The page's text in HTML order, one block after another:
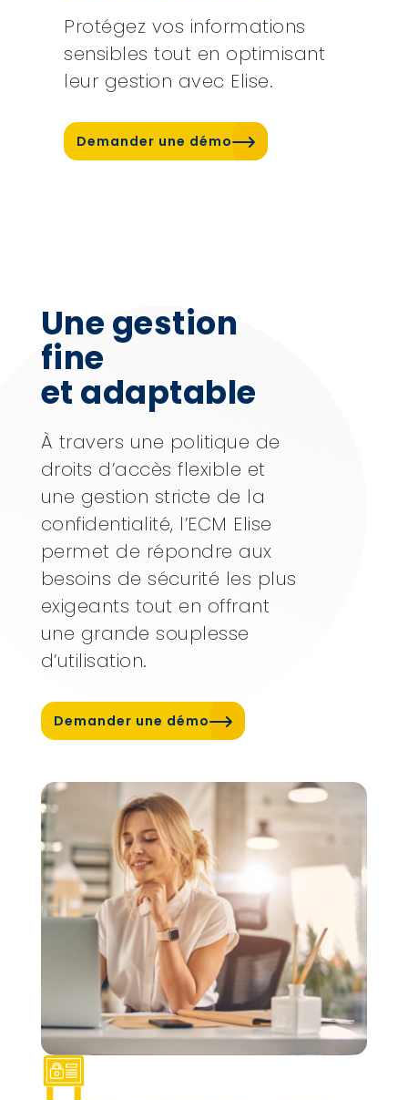
Protégez vos informations
sensibles tout en optimisant
leur gestion avec Elise.
Demander une démo
Une gestion
fine
et adaptable
À travers une politique de
droits d’accès flexible et
une gestion stricte de la
confidentialité, l’ECM Elise
permet de répondre aux
besoins de sécurité les plus
exigeants tout en offrant
une grande souplesse
d’utilisation.
Demander une démo